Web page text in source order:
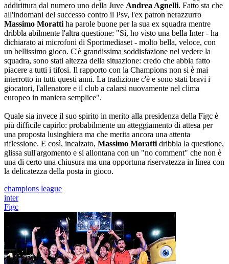
addirittura dal numero uno della Juve Andrea Agnelli. Fatto sta che
all'indomani del successo contro il Psv, l'ex patron nerazzurro
Massimo Moratti ha parole buone per la sua ex squadra mentre
dribbla abilmente l'altra questione: "Sì, ho visto una bella Inter - ha
dichiarato ai microfoni di Sportmediaset - molto bella, veloce, con
un bellissimo gioco. C'è grandissima soddisfazione nel vedere la
squadra, sono stati altezza della situazione: credo che abbia fatto
piacere a tutti i tifosi. Il rapporto con la Champions non si è mai
interrotto in tutti questi anni. La tradizione c'è e sono stati bravi i
giocatori, l'allenatore e il club a calarsi nuovamente nel clima
europeo in maniera semplice".
Quale sia invece il suo spirito in merito alla presidenza della Figc è
più difficile capirlo: probabilmente un atteggiamento di attesa per
una proposta lusinghiera ma che merita ancora una attenta
riflessione. E così, incalzato, Massimo Moratti dribbla la questione,
glissa sull'argomento e si allontana con un "no comment" che non è
una di certo una chiusura ma una opportuna riservatezza in linea con
la delicatezza della posta in gioco.
champions league
inter
Figc